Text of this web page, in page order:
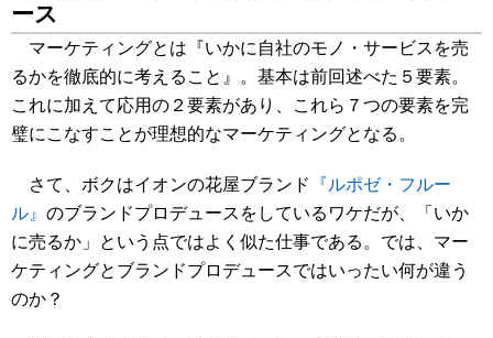
ース
マーケティングとは『いかに自社のモノ・サービスを売
るかを徹底的に考えること』。基本は前回述べた５要素。
これに加えて応用の２要素があり、これら７つの要素を完
璧にこなすことが理想的なマーケティングとなる。
さて、ボクはイオンの花屋ブランド
『ルポゼ・フルー
ル』 のブランドプロデュースをしているワケだが、「いか
に売るか」という点ではよく似た仕事である。では、マー
ケティングとブランドプロデュースではいったい何が違う
のか？